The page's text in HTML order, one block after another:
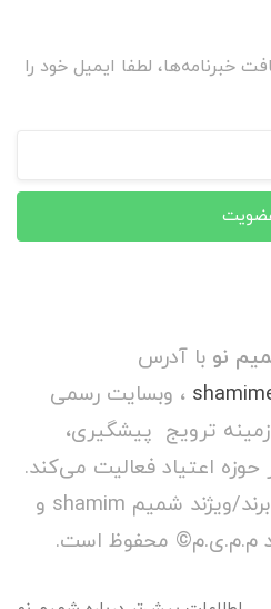
خبرنامه‌ها، لطفا ایمیل خود را
نو با آدرس
، وبسایت رسمی
ترویج پیشگیری،
حوزه اعتیاد فعالیت می‌کند.
حق مالکیت و کپی رایت برند/ویژند شمیم shamim و